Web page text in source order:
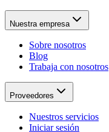
Nuestra empresa
Sobre nosotros
Blog
Trabaja con nosotros
Proveedores
Nuestros servicios
Iniciar sesión